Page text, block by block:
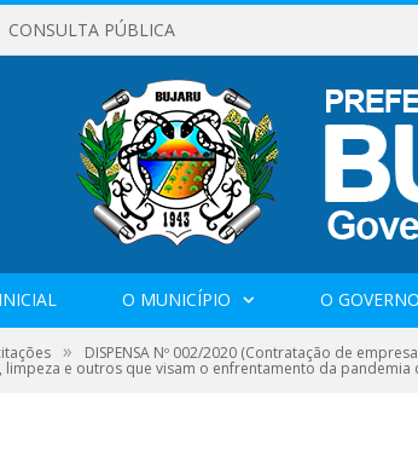
CONSULTA PÚBLICA
O MUNICÍPIO O GOVERNO
» DISPENSA Nº 002/2020 (Contratação de
e outros que visam o enfrentamento da pandemia